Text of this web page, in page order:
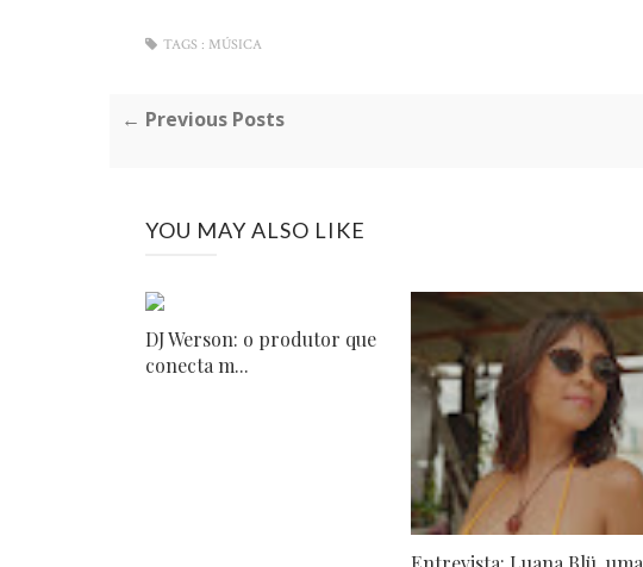
TAGS : MÚSICA
← Previous Posts
YOU MAY ALSO LIKE
DJ Werson: o produtor que
conecta m...